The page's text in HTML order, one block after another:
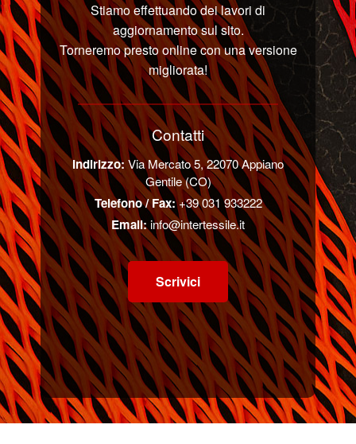
Stiamo effettuando dei lavori di
aggiornamento sul sito.
Torneremo presto online con una versione
migliorata!
Contatti
Indirizzo: Via Mercato 5, 22070 Appiano
Gentile (CO)
Telefono / Fax: +39 031 933222
Email:info@intertessile.it
Scrivici